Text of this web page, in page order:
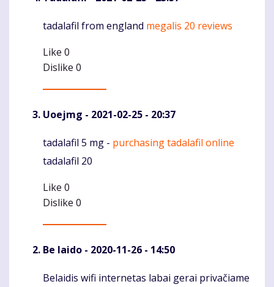
Komentaras
tadalafil from england megalis 20 reviews
Like 0
Dislike 0
Uoejmg - 2021-02-25 - 20:37
Komentaras
tadalafil 5 mg - purchasing tadalafil online
tadalafil 20
Like 0
Dislike 0
Be laido - 2020-11-26 - 14:50
Komentaras
Belaidis wifi internetas labai gerai privačiame